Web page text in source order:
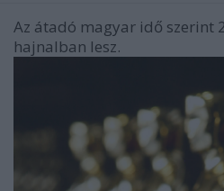
Az átadó magyar idő szerint
hajnalban lesz.